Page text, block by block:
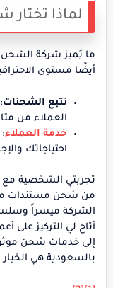
لماذا
ما يُميز شركة
أيضًا مستوى
تتبع الشحنات
العملاء من
خدمة العملاء
احتياجاتك
تجربتي الشخصية مع
من شحن مستندات
الشركة ميسراً
أتاح لي التركيز على
إلى خدمات شحن
بالسعودية هي الخيار